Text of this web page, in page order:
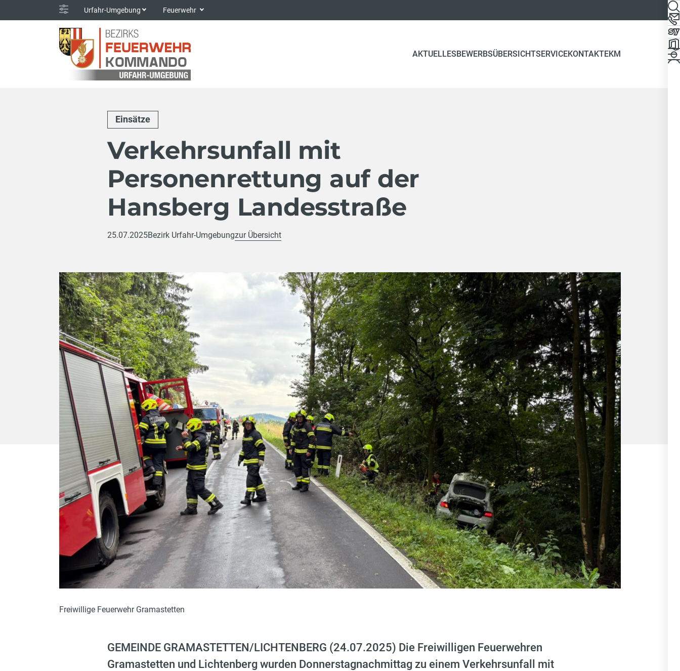
Urfahr-Umgebung Feuerwehr
AKTUELLESBEWERBSÜBERSICHTSERVICEKONTAKTEKM
Einsätze
Verkehrsunfall mit
Personenrettung auf der
Hansberg Landesstraße
25.07.2025Bezirk Urfahr-Umgebungzur Übersicht
Freiwillige Feuerwehr Gramastetten
GEMEINDE GRAMASTETTEN/LICHTENBERG (24.07.2025) Die Freiwilligen Feuerwehren
Gramastetten und Lichtenberg wurden Donnerstagnachmittag zu einem Verkehrsunfall mit